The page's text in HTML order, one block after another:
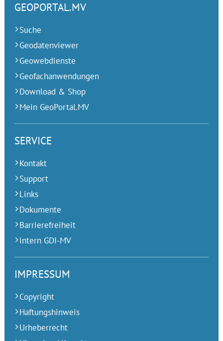
GEOPORTAL.MV
Suche
Geodatenviewer
Geowebdienste
Geofachanwendungen
Download & Shop
Mein GeoPortal.MV
SERVICE
Kontakt
Support
Links
Dokumente
Barrierefreiheit
intern GDI-MV
IMPRESSUM
Copyright
Haftungshinweis
Urheberrecht